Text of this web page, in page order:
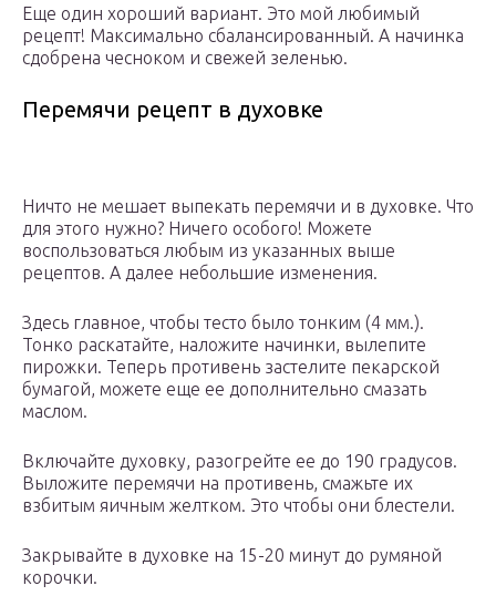
Еще один хороший вариант. Это мой любимый
рецепт! Максимально сбалансированный. А начинка
сдобрена чесноком и свежей зеленью.
Перемячи рецепт в духовке
Ничто не мешает выпекать перемячи и в духовке. Что
для этого нужно? Ничего особого! Можете
воспользоваться любым из указанных выше
рецептов. А далее небольшие изменения.
Здесь главное, чтобы тесто было тонким (4 мм.).
Тонко раскатайте, наложите начинки, вылепите
пирожки. Теперь противень застелите пекарской
бумагой, можете еще ее дополнительно смазать
маслом.
Включайте духовку, разогрейте ее до 190 градусов.
Выложите перемячи на противень, смажьте их
взбитым яичным желтком. Это чтобы они блестели.
Закрывайте в духовке на 15-20 минут до румяной
корочки.